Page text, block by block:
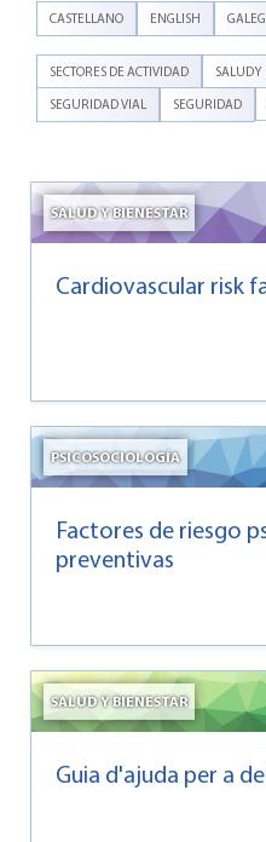
CASTELLANO ENGLISH
SECTORES DE ACTIVIDAD SALUD Y
SEGURIDAD VIAL
SEGURIDAD
PSICOSOCIOLOGÍA
Factores de riesgo
preventivas
SALUD Y BIENESTAR
Guia d'ajuda per a
SALUD Y BIENESTAR
Cardiovascular risk